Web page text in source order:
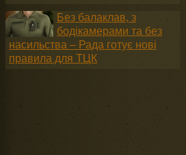
Без балаклав, з
бодікамерами та без
насильства – Рада готує нові
правила для ТЦК